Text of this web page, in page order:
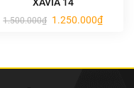
XAVIA 14
1.500.000₫ Giá
1.250.000₫Giá
hiện